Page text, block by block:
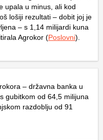
upala u minus, ali kod
lošiji rezultati – dobit joj je
– s 1,14 milijardi kuna
Agrokor (Poslovni).
– državna banka u
gubitkom od 64,5 milijuna
razdoblju od 91